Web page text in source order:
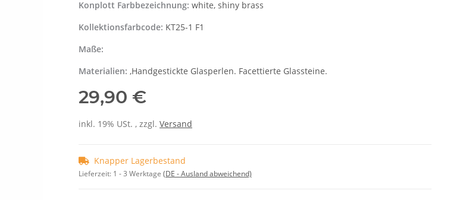
Konplott Farbbezeichnung: white, shiny brass
Kollektionsfarbcode: KT25-1 F1
Maße:
Materialien: ,Handgestickte Glasperlen. Facettierte Glassteine.
29,90 €
inkl. 19% USt. , zzgl. Versand
Knapper Lagerbestand
Lieferzeit: 1 - 3 Werktage (DE - Ausland abweichend)